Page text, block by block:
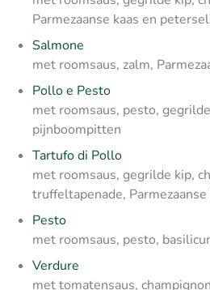
Parmezaanse kaas en
Salmone
met roomsaus, zalm,
Pollo e Pesto
met roomsaus, pesto,
pijnboompitten
Tartufo di Pollo
met roomsaus, gegrilde kip,
truffeltapenade,
Pesto
met roomsaus, pesto,
Verdure
met tomatensaus,